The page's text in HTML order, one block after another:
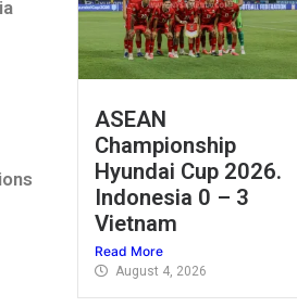
ASEAN
Championship
Hyundai Cup 2026.
Indonesia 0 – 3
Vietnam
Read More
August 4, 2026